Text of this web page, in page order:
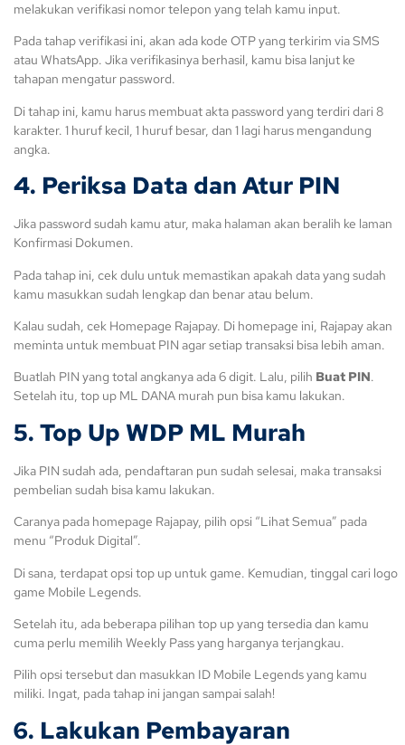
melakukan verifikasi nomor telepon yang telah kamu input.
Pada tahap verifikasi ini, akan ada kode OTP yang terkirim via SMS
atau WhatsApp. Jika verifikasinya berhasil, kamu bisa lanjut ke
tahapan mengatur password.
Di tahap ini, kamu harus membuat akta password yang terdiri dari 8
karakter. 1 huruf kecil, 1 huruf besar, dan 1 lagi harus mengandung
angka.
4. Periksa Data dan Atur PIN
Jika password sudah kamu atur, maka halaman akan beralih ke laman
Konfirmasi Dokumen.
Pada tahap ini, cek dulu untuk memastikan apakah data yang sudah
kamu masukkan sudah lengkap dan benar atau belum.
Kalau sudah, cek Homepage Rajapay. Di homepage ini, Rajapay akan
meminta untuk membuat PIN agar setiap transaksi bisa lebih aman.
Buatlah PIN yang total angkanya ada 6 digit. Lalu, pilih Buat PIN.
Setelah itu, top up ML DANA murah pun bisa kamu lakukan.
5. Top Up WDP ML Murah
Jika PIN sudah ada, pendaftaran pun sudah selesai, maka transaksi
pembelian sudah bisa kamu lakukan.
Caranya pada homepage Rajapay, pilih opsi “Lihat Semua” pada
menu “Produk Digital”.
Di sana, terdapat opsi top up untuk game. Kemudian, tinggal cari logo
game Mobile Legends.
Setelah itu, ada beberapa pilihan top up yang tersedia dan kamu
cuma perlu memilih Weekly Pass yang harganya terjangkau.
Pilih opsi tersebut dan masukkan ID Mobile Legends yang kamu
miliki. Ingat, pada tahap ini jangan sampai salah!
6. Lakukan Pembayaran